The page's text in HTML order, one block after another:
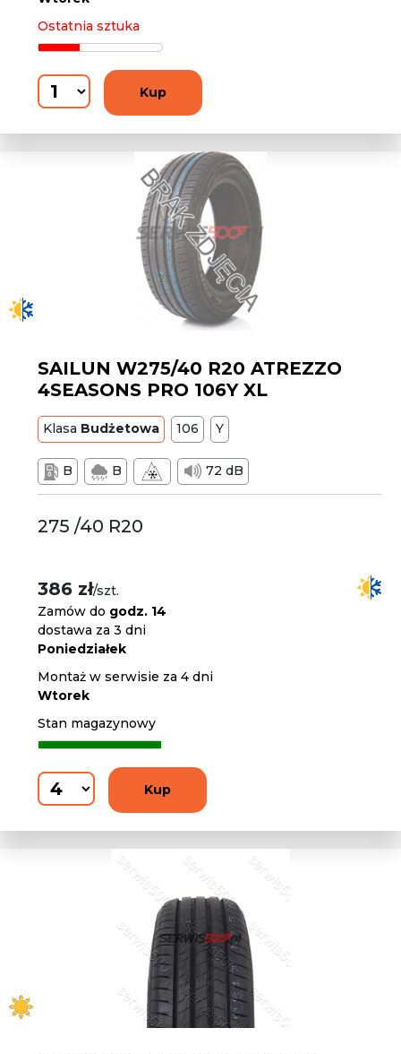
Ostatnia sztuka
Kup
SAILUN W275/40 R20 ATREZZO
4SEASONS PRO 106Y XL
Klasa Budżetowa 106 Y
B B 72 dB
275 /40 R20
386 zł/szt.
Zamów do godz. 14
dostawa za 3 dni
Poniedziałek
Montaż w serwisie za 4 dni
Wtorek
Stan magazynowy
Kup